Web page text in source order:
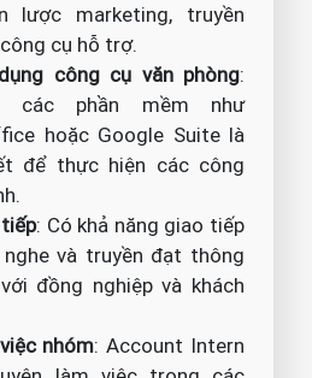
lược marketing, truyền
cụ hỗ trợ.
công cụ văn phòng:
các phần mềm như
hoặc Google Suite là
để thực hiện các công
: Có khả năng giao tiếp
và truyền đạt thông
đồng nghiệp và khách
nhóm: Account Intern